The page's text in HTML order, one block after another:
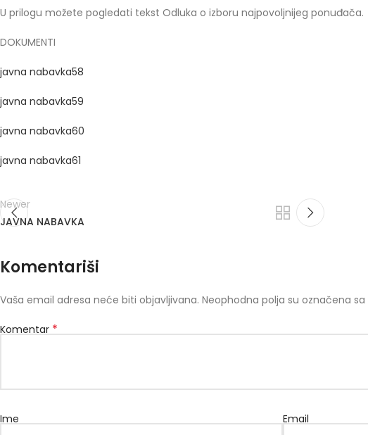
U prilogu možete pogledati tekst Odluka o izboru najpovoljnijeg ponuđača.
DOKUMENTI
javna nabavka58
javna nabavka59
javna nabavka60
javna nabavka61
Newer
JAVNA NABAVKA
Komentariši
Vaša email adresa neće biti objavljivana. Neophodna polja su označena sa
Komentar *
Ime Email